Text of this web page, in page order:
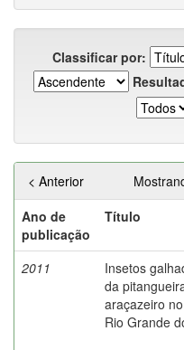
Classificar por:
< Anterior
Ano de
publicação
Título
2011
Insetos
da
araçazeiro
Rio Grande